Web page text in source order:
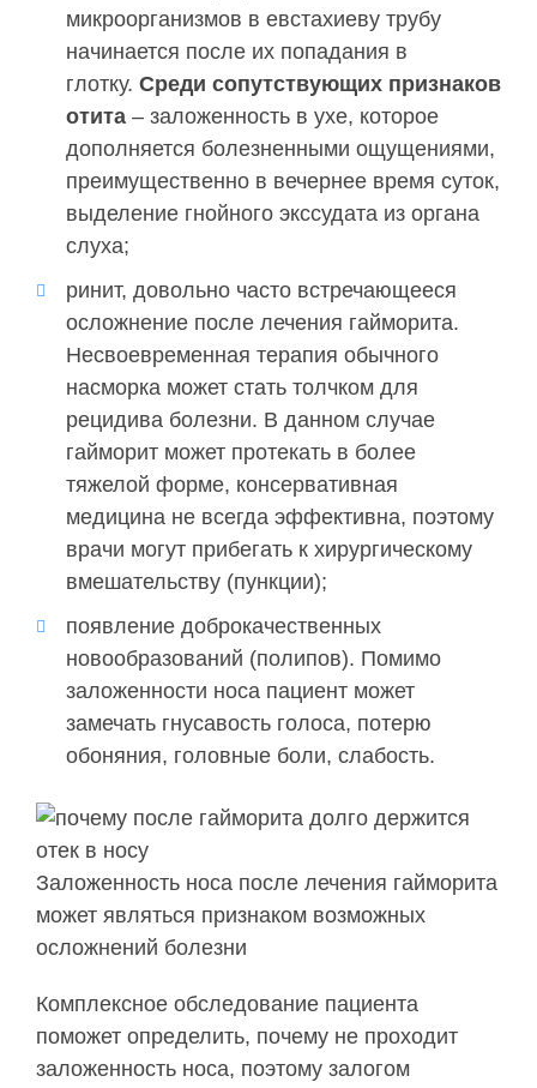
микроорганизмов в евстахиеву трубу
начинается после их попадания в
глотку. Среди сопутствующих признаков
отита – заложенность в ухе, которое
дополняется болезненными ощущениями,
преимущественно в вечернее время суток,
выделение гнойного экссудата из органа
слуха;
ринит, довольно часто встречающееся
осложнение после лечения гайморита.
Несвоевременная терапия обычного
насморка может стать толчком для
рецидива болезни. В данном случае
гайморит может протекать в более
тяжелой форме, консервативная
медицина не всегда эффективна, поэтому
врачи могут прибегать к хирургическому
вмешательству (пункции);
появление доброкачественных
новообразований (полипов). Помимо
заложенности носа пациент может
замечать гнусавость голоса, потерю
обоняния, головные боли, слабость.
Заложенность носа после лечения гайморита
может являться признаком возможных
осложнений болезни
Комплексное обследование пациента
поможет определить, почему не проходит
заложенность носа, поэтому залогом